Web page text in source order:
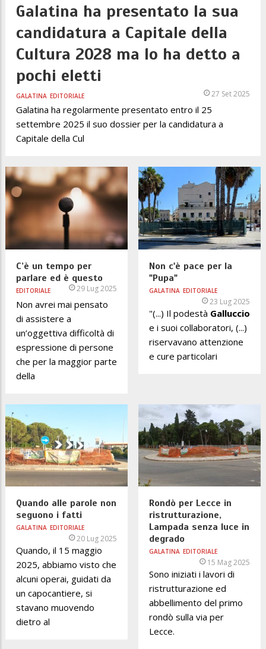
Galatina ha presentato la sua
candidatura a Capitale della
Cultura 2028 ma lo ha detto a
pochi eletti
GALATINA EDITORIALE 27 Set 2025
Galatina ha regolarmente presentato entro il 25
settembre 2025 il suo dossier per la candidatura a
Capitale della Cul
C’è un tempo per
parlare ed è questo
EDITORIALE 29 Lug 2025
Non avrei mai pensato
di assistere a
un’oggettiva difficoltà di
espressione di persone
che per la maggior parte
della
Non c'è pace per la
"Pupa"
GALATINA EDITORIALE
23 Lug 2025
"(...) Il podestà Galluccio
e i suoi collaboratori, (...)
riservavano attenzione
e cure particolari
Quando alle parole non
seguono i fatti
GALATINA EDITORIALE
20 Lug 2025
Quando, il 15 maggio
2025, abbiamo visto che
alcuni operai, guidati da
un capocantiere, si
stavano muovendo
dietro al
Rondò per Lecce in
ristrutturazione,
Lampada senza luce in
degrado
GALATINA EDITORIALE
15 Mag 2025
Sono iniziati i lavori di
ristrutturazione ed
abbellimento del primo
rondò sulla via per
Lecce.